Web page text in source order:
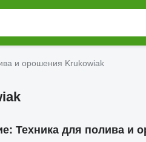
и орошения Krukowiak
Техника для полива и